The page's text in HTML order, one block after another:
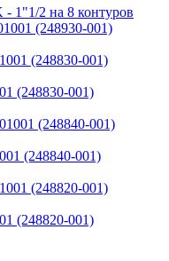
1"1/2 на 8 контуров
(248930-001)
(248830-001)
(248840-001)
(248820-001)